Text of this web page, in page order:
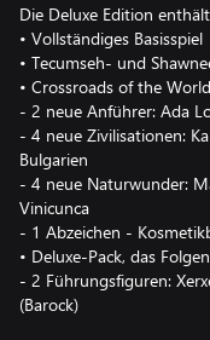
Die Deluxe Edition
• Vollständiges Basisspiel
• Tecumseh- und
• Crossroads of the
- 2 neue Anführer: Ada
- 4 neue Zivilisationen:
Bulgarien
- 4 neue Naturwunder:
Vinicunca
- 1 Abzeichen -
• Deluxe-Pack, das
- 2 Führungsfiguren:
(Barock)